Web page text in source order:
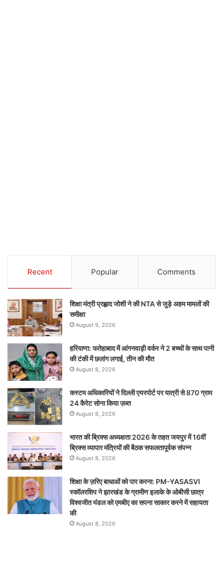
Recent Popular Comments
शिक्षा मंत्री प्रह्लाद जोशी ने की NTA से जुड़े अहम मामलों की
समीक्षा
August 9, 2026
हरियाणा: फतेहाबाद में आंगनवाड़ी वर्कर ने 2 बच्चों के साथ पानी
की टंकी में छलांग लगाई, तीन की मौत
August 8, 2026
कस्टम अधिकारियों ने दिल्ली एयरपोर्ट पर यात्री से 870 ग्राम
24 कैरेट सोना किया ज़ब्त
August 8, 2026
भारत की ब्रिक्‍स अध्यक्षता 2026 के तहत जयपुर में 16वीं
ब्रिक्‍स व्यापार मंत्रियों की बैठक सफलतापूर्वक संपन्न
August 8, 2026
शिक्षा के ज़रिए बाधाओं को पार करना: PM-YASASVI
स्कॉलरशिप ने झारखंड के ग्रामीण इलाके के ओबीसी छात्र
विश्वजीत मंडल को एमबीए का सपना साकार करने में सहायता
की
August 8, 2026